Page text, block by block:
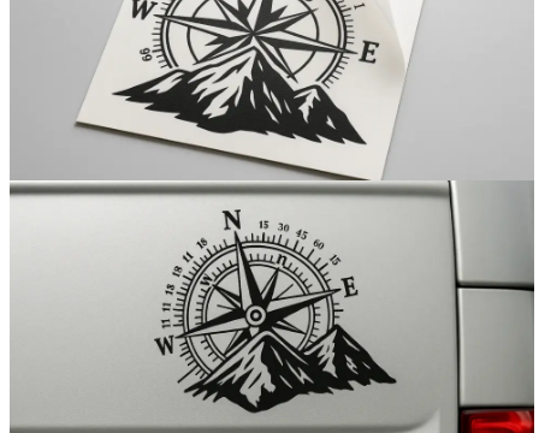
Вакансии
О компании
Написать директору